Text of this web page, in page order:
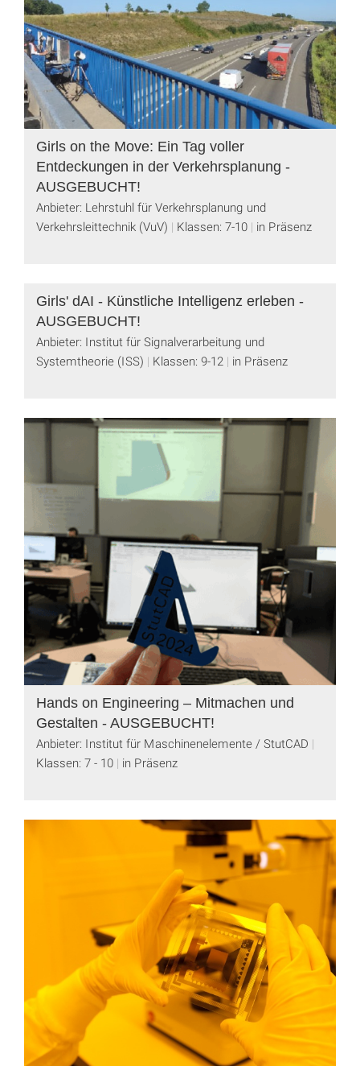
Girls on the Move: Ein Tag voller
Entdeckungen in der Verkehrsplanung -
AUSGEBUCHT!
Anbieter: Lehrstuhl für Verkehrsplanung und
Verkehrsleittechnik (VuV)
Klassen: 7-10 in Präsenz
Girls' dAI - Künstliche Intelligenz erleben -
AUSGEBUCHT!
Anbieter: Institut für Signalverarbeitung und
Systemtheorie (ISS)
Klassen: 9-12 in Präsenz
Hands on Engineering – Mitmachen und
Gestalten - AUSGEBUCHT!
Anbieter: Institut für Maschinenelemente / StutCAD
Klassen: 7 - 10 in Präsenz